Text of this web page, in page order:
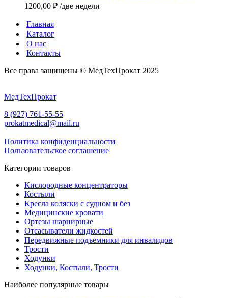
1200,00 ₽ /две недели
Главная
Каталог
О нас
Контакты
Все права защищены ©️ МедТехПрокат 2025
МедТехПрокат
8 (927) 761-55-55
prokatmedical@mail.ru
Политика конфиденциальности
Пользовательское соглашение
Категории товаров
Кислородные концентраторы
Костыли
Кресла коляски с судном и без
Медицинские кровати
Ортезы шарнирные
Отсасыватели жидкостей
Передвижные подъемники для инвалидов
Трости
Ходунки
Ходунки, Костыли, Трости
Наиболее популярные товары